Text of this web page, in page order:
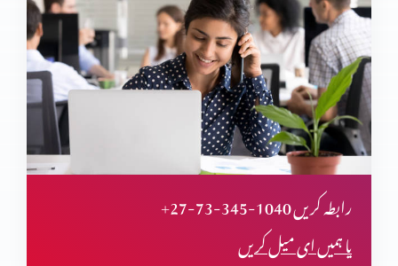
نوجوان قیادت کی تیاری
نئے حکم کی ذمّے داری
آئینِ پاکستان میں اقلیتوں کے ساتھ اِنصاف+27-73-345-1040 رابطہ کریں
یا ہمیں ای میل کریں